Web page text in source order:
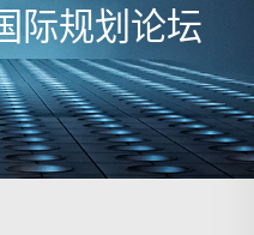
际规划论坛